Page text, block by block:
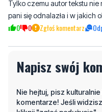
Napisz swój
komentarze! Jeśli
Imię / Podpis